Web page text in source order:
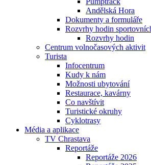
Andělská Hora
Dokumenty a formuláře
Rozvrhy hodin
Rozvrhy hodin
Centrum volnočasových aktivit
Turista
Infocentrum
Kudy k nám
Možnosti ubytování
Restaurace, kavárny
Co navštívit
Turistické okruhy
Cyklotrasy
Média a aplikace
TV Chrastava
Reportáže
Reportáže 2026